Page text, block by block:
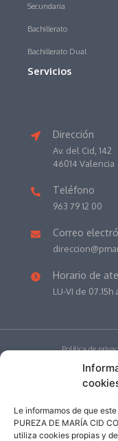
Le informamos de que
PUREZA DE MARÍA CID
utiliza cookies propias y
Secundaria
Bachillerato
Bachillerato Dual
Servicios
Dirección
Av. del Cid, 142
46014 Valencia
Teléfono
963 79 12 00
Correo
Horario de
LU-VI de 07.15h
Política de
2026|